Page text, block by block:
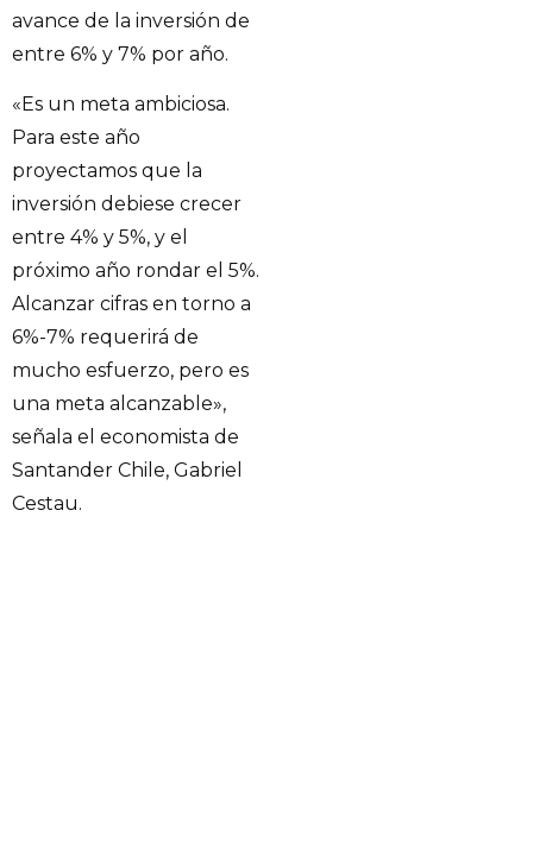
avance de la inversión de
entre 6% y 7% por año.
«Es un meta ambiciosa.
Para este año
proyectamos que la
inversión debiese crecer
entre 4% y 5%, y el
próximo año rondar el 5%.
Alcanzar cifras en torno a
6%-7% requerirá de
mucho esfuerzo, pero es
una meta alcanzable»,
señala el economista de
Santander Chile, Gabriel
Cestau.